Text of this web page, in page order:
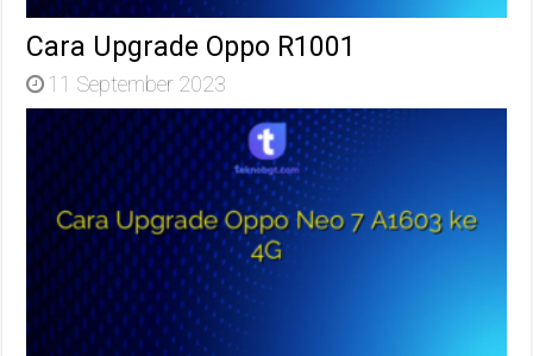
Cara Upgrade Oppo R1001
11 September 2023